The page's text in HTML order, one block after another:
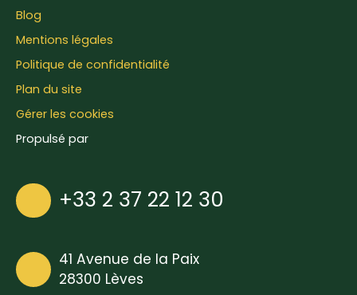
Blog
Mentions légales
Politique de confidentialité
Plan du site
Gérer les cookies
Propulsé par
+33 2 37 22 12 30
41 Avenue de la Paix
28300 Lèves